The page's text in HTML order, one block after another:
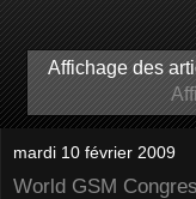
Affichage des
mardi 10 février 2009
World GSM